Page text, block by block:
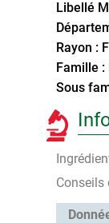
Libellé
Rayon :
Famille :
Sous
Conseils